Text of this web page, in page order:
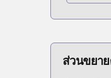
Kitsu
ส่วนขยา